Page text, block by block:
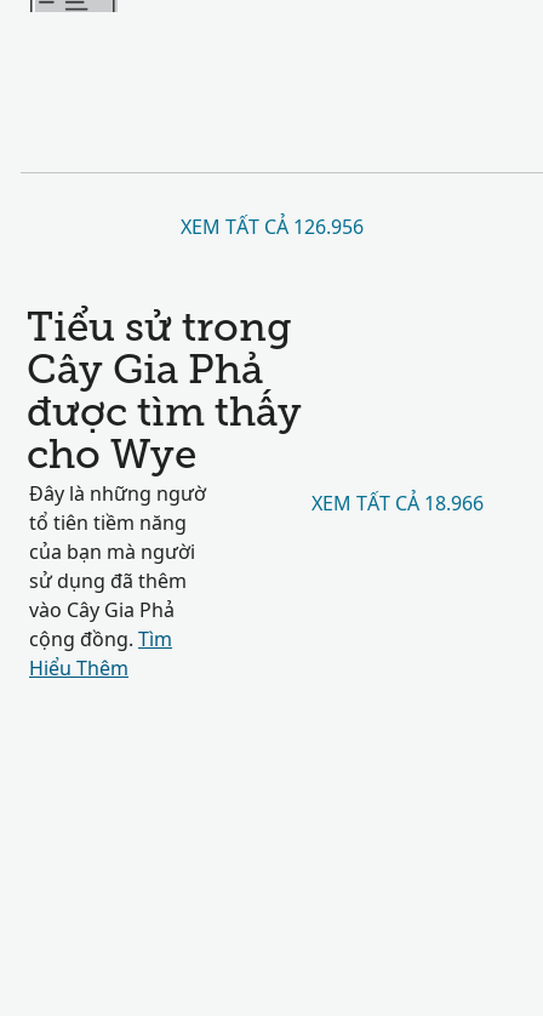
XEM TẤT CẢ 126.956
Tiểu sử trong
Cây Gia Phả
được tìm thấy
cho Wye
Đây là những ngườ
tổ tiên tiềm năng
của bạn mà người
sử dụng đã thêm
vào Cây Gia Phả
cộng đồng. Tìm
Hiểu Thêm
XEM TẤT CẢ 18.966